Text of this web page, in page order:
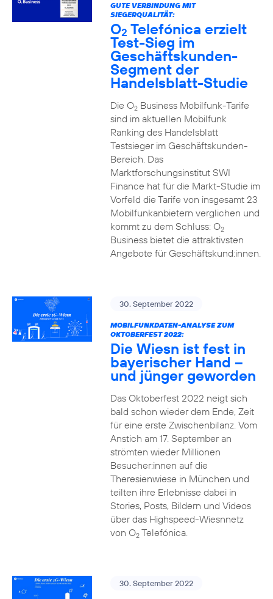
GUTE VERBINDUNG MIT
SIEGERQUALITÄT:
O2 Telefónica erzielt
Test-Sieg im
Geschäftskunden-
Segment der
Handelsblatt-Studie
Die O2Business Mobilfunk-Tarife
sind im aktuellen Mobilfunk
Ranking des Handelsblatt
Testsieger im Geschäftskunden-
Bereich. Das
Marktforschungsinstitut SWI
Finance hat für die Markt-Studie im
Vorfeld die Tarife von insgesamt 23
Mobilfunkanbietern verglichen und
kommt zu dem Schluss: O2
Business bietet die attraktivsten
Angebote für Geschäftskund:innen.
30. September 2022
MOBILFUNKDATEN-ANALYSE ZUM
OKTOBERFEST 2022:
Die Wiesn ist fest in
bayerischer Hand –
und jünger geworden
Das Oktoberfest 2022 neigt sich
bald schon wieder dem Ende, Zeit
für eine erste Zwischenbilanz. Vom
Anstich am 17. September an
strömten wieder Millionen
Besucher:innen auf die
Theresienwiese in München und
teilten ihre Erlebnisse dabei in
Stories, Posts, Bildern und Videos
über das Highspeed-Wiesnnetz
von O2Telefónica.
30. September 2022